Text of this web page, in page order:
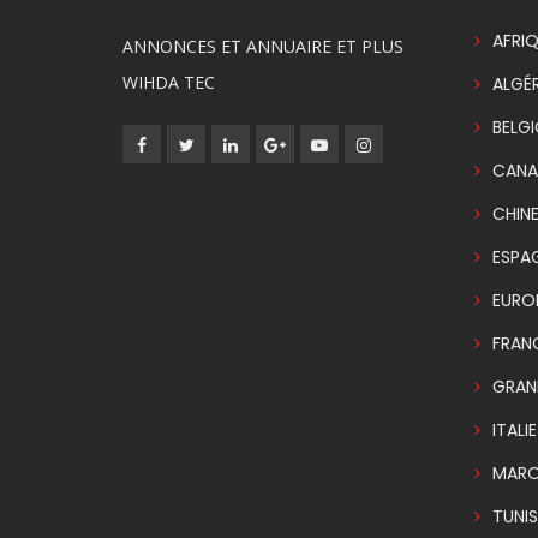
ANNONCES ET ANNUAIRE ET PLUS
WIHDA TEC
CHINE
ITALIE